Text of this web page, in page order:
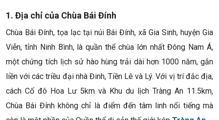
1. Địa chỉ của Chùa Bái Đính
Chùa Bái Đính, tọa lạc tại núi Bái Đính, xã Gia Sinh, huyện Gia
Viễn, tỉnh Ninh Bình, là quần thể chùa lớn nhất Đông Nam Á,
một chứng tích lịch sử hào hùng trải dài hơn 1000 năm, gắn
liền với các triều đại nhà Đinh, Tiền Lê và Lý. Với vị trí đắc địa,
cách Cố đô Hoa Lư 5km và Khu du lịch Tràng An 11.5km,
Chùa Bái Đính không chỉ là điểm đến tâm linh nổi tiếng mà